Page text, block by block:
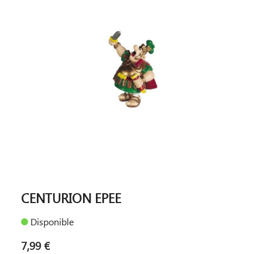
CENTURION EPEE
Disponible
7,99 €